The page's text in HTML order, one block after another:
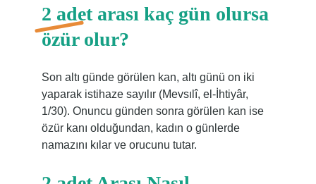
2 adet arası kaç gün olursa
özür olur?
Son altı günde görülen kan, altı günü on iki
yaparak istihaze sayılır (Mevsılî, el-İhtiyâr,
1/30). Onuncu günden sonra görülen kan ise
özür kanı olduğundan, kadın o günlerde
namazını kılar ve orucunu tutar.